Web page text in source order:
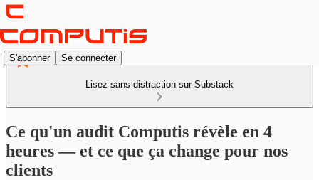
S'abonner Se connecter
Lisez sans distraction sur Substack
Ce qu'un audit Computis révèle en 4
heures — et ce que ça change pour nos
clients